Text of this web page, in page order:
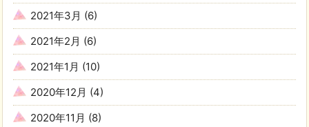
2021年3月 (6)
2021年2月 (6)
2021年1月 (10)
2020年12月 (4)
2020年11月 (8)